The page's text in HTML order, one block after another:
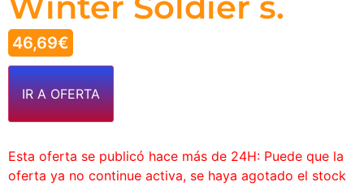
46,69€
IR A OFERTA
Esta oferta se publicó hace más de 24H: Puede que la
oferta ya no continue activa, se haya agotado el stock